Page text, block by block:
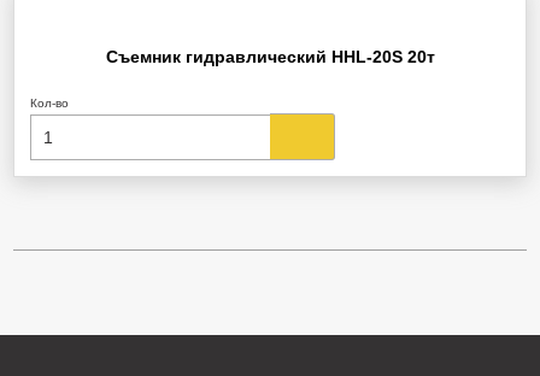
Съемник гидравлический HHL-20S 20т
Кол-во